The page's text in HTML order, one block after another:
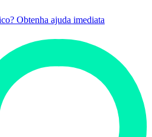
Obtenha ajuda imediata